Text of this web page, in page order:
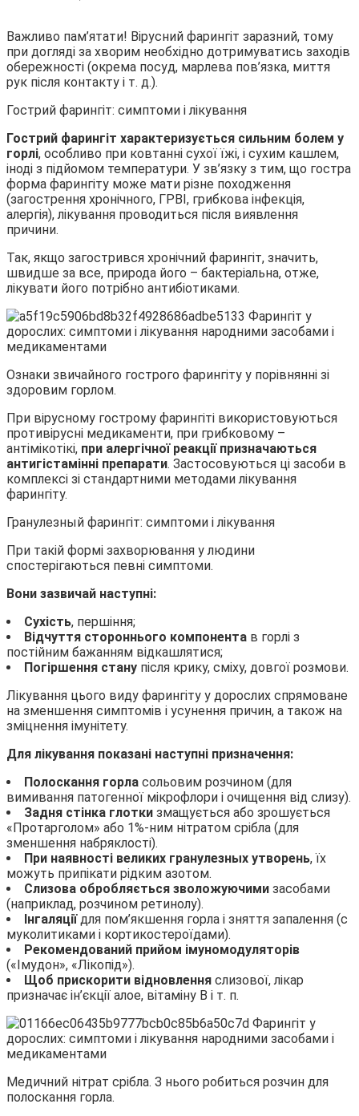
Важливо пам’ятати! Вірусний фарингіт заразний, тому
при догляді за хворим необхідно дотримуватись заходів
обережності (окрема посуд, марлева пов’язка, миття
рук після контакту і т. д.).
Гострий фарингіт: симптоми і лікування
Гострий фарингіт характеризується сильним болем у
горлі, особливо при ковтанні сухої їжі, і сухим кашлем,
іноді з підйомом температури. У зв’язку з тим, що гостра
форма фарингіту може мати різне походження
(загострення хронічного, ГРВІ, грибкова інфекція,
алергія), лікування проводиться після виявлення
причини.
Так, якщо загострився хронічний фарингіт, значить,
швидше за все, природа його – бактеріальна, отже,
лікувати його потрібно антибіотиками.
Ознаки звичайного гострого фарингіту у порівнянні зі
здоровим горлом.
При вірусному гострому фарингіті використовуються
противірусні медикаменти, при грибковому –
антімікотікі, при алергічної реакції призначаються
антигістамінні препарати. Застосовуються ці засоби в
комплексі зі стандартними методами лікування
фарингіту.
Гранулезный фарингіт: симптоми і лікування
При такій формі захворювання у людини
спостерігаються певні симптоми.
Вони зазвичай наступні:
Сухість, першіння;
Відчуття стороннього компонента в горлі з
постійним бажанням відкашлятися;
Погіршення стану після крику, сміху, довгої розмови.
Лікування цього виду фарингіту у дорослих спрямоване
на зменшення симптомів і усунення причин, а також на
зміцнення імунітету.
Для лікування показані наступні призначення:
Полоскання горла сольовим розчином (для
вимивання патогенної мікрофлори і очищення від слизу).
Задня стінка глотки змащується або зрошується
«Протарголом» або 1%-ним нітратом срібла (для
зменшення набряклості).
При наявності великих гранулезных утворень, їх
можуть припікати рідким азотом.
Слизова обробляється зволожуючими засобами
(наприклад, розчином ретинолу).
Інгаляціїдля пом’якшення горла і зняття запалення (с
муколитиками і кортикостероїдами).
Рекомендований прийом імуномодуляторів
(«Імудон», «Лікопід»).
Щоб прискорити відновлення слизової, лікар
призначає ін’єкції алое, вітаміну В і т. п.
Медичний нітрат срібла. З нього робиться розчин для
полоскання горла.